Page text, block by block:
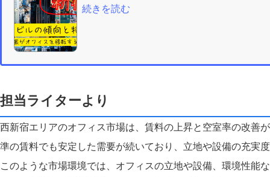
続きを読む
担当ライターより
西新宿エリアのオフィス市場は、賃料の上昇と空室率の改善
準の賃料でも安定した需要が続いており、立地や設備の充実
このような市場環境では、オフィスの立地や設備、環境性能